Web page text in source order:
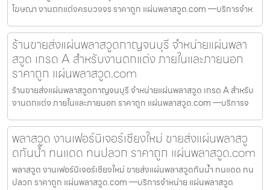
โฆษณา งานตกแต่งครบวงจร ราคาถูก แผ่นพลาสวูด.com —บริการจำห
ร้านขายส่งแผ่นพลาสวูดกาญจนบุรี จำหน่ายแผ่นพลา
สวูด เกรด A สำหรับงานตกแต่ง ภายในและภายนอก
ราคาถูก แผ่นพลาสวูด.com
ร้านขายส่งแผ่นพลาสวูดกาญจนบุรี จำหน่ายแผ่นพลาสวูด เกรด A สำหรับ
งานตกแต่ง ภายในและภายนอก ราคาถูก แผ่นพลาสวูด.com —บริการจ
พลาสวูด งานเฟอร์นิเจอร์เชียงใหม่ ขายส่งแผ่นพลาสวู
ดกันน้ำ ทนแดด ทนปลวก ราคาถูก แผ่นพลาสวูด.com
พลาสวูด งานเฟอร์นิเจอร์เชียงใหม่ ขายส่งแผ่นพลาสวูดกันน้ำ ทนแดด ทน
ปลวก ราคาถูก แผ่นพลาสวูด.com —บริการจำหน่าย แผ่นพลาสวูด